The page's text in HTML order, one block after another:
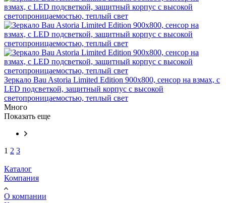
Зеркало Bau Astoria Limited Edition 900х800, сенсор на взмах, c
LED подсветкой, защитный корпус с высокой
светопроницаемостью, теплый свет
Много
Показать еще
1 2 3
Каталог
Компания
О компании